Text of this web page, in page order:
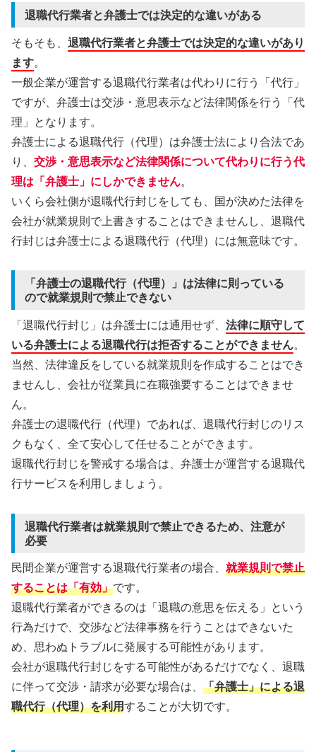
退職代行業者と弁護士では決定的な違いがある
そもそも、 退職代行業者と弁護士では決定的な違いがあり
ます。
一般企業が運営する退職代行業者は代わりに行う「代行」
ですが、弁護士は交渉・意思表示など法律関係を行う「代
理」となります。
弁護士による退職代行（代理）は弁護士法により合法であ
り、 交渉・意思表示など法律関係について代わりに行う代
理は「弁護士」にしかできません。
いくら会社側が退職代行封じをしても、国が決めた法律を
会社が就業規則で上書きすることはできませんし、退職代
行封じは弁護士による退職代行（代理）には無意味です。
「弁護士の退職代行（代理）」は法律に則っている
ので就業規則で禁止できない
「退職代行封じ」は弁護士には通用せず、 法律に順守して
いる弁護士による退職代行は拒否することができません。
当然、法律違反をしている就業規則を作成することはでき
ませんし、会社が従業員に在職強要することはできませ
ん。
弁護士の退職代行（代理）であれば、退職代行封じのリス
クもなく、全て安心して任せることができます。
退職代行封じを警戒する場合は、弁護士が運営する退職代
行サービスを利用しましょう。
退職代行業者は就業規則で禁止できるため、注意が
必要
民間企業が運営する退職代行業者の場合、 就業規則で禁止
することは「有効」です。
退職代行業者ができるのは「退職の意思を伝える」という
行為だけで、交渉など法律事務を行うことはできないた
め、思わぬトラブルに発展する可能性があります。
会社が退職代行封じをする可能性があるだけでなく、退職
に伴って交渉・請求が必要な場合は、 「弁護士」による退
職代行（代理）を利用することが大切です。